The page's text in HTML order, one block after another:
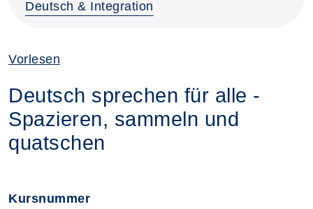
Deutsch & Integration
Vorlesen
Deutsch sprechen für alle -
Spazieren, sammeln und
quatschen
Kursnummer